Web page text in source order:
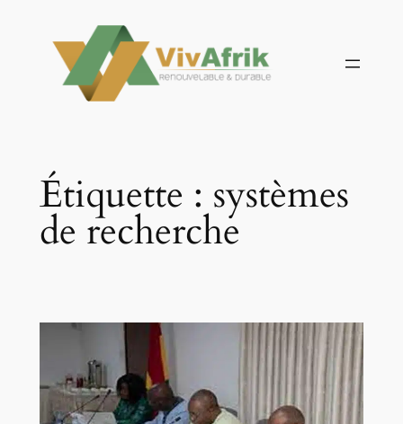
contenu
Étiquette : systèmes
de recherche